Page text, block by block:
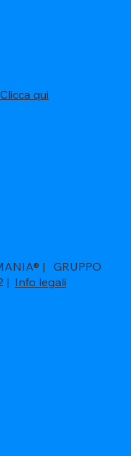
Clicca qui
| GRUPPO
| Info legali